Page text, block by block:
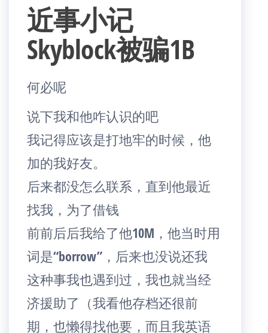
近事小记
Skyblock被骗1B
何必呢
说下我和他咋认识的吧
我记得应该是打地牢的时候，他
加的我好友。
后来都没怎么联系，直到他最近
找我，为了借钱
前前后后我给了他10M，他当时用
词是“borrow”，后来也没说还我
这种事我也遇到过，我也就当经
济援助了（我看他存档还很前
期，也懒得找他要，而且我英语